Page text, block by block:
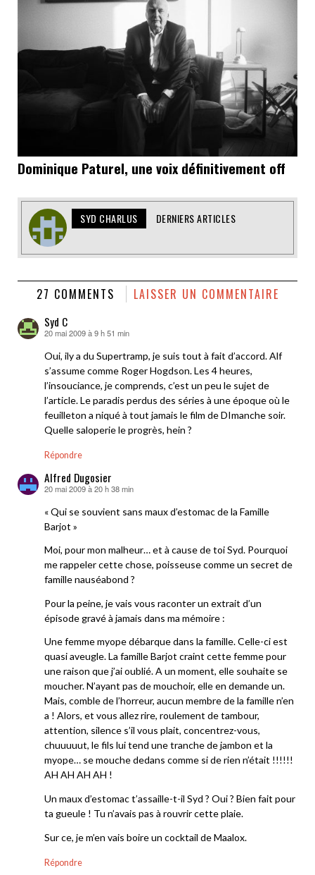
Dominique Paturel, une voix définitivement off
SYD CHARLUS DERNIERS ARTICLES
27 COMMENTS LAISSER UN COMMENTAIRE
Syd C
dit :
20 mai 2009 à 9 h 51 min
Oui, ily a du Supertramp, je suis tout à fait d’accord. Alf
s’assume comme Roger Hogdson. Les 4 heures,
l’insouciance, je comprends, c’est un peu le sujet de
l’article. Le paradis perdus des séries à une époque où le
feuilleton a niqué à tout jamais le film de DImanche soir.
Quelle saloperie le progrès, hein ?
Répondre
Alfred Dugosier
dit :
20 mai 2009 à 20 h 38 min
« Qui se souvient sans maux d’estomac de la Famille
Barjot »
Moi, pour mon malheur… et à cause de toi Syd. Pourquoi
me rappeler cette chose, poisseuse comme un secret de
famille nauséabond ?
Pour la peine, je vais vous raconter un extrait d’un
épisode gravé à jamais dans ma mémoire :
Une femme myope débarque dans la famille. Celle-ci est
quasi aveugle. La famille Barjot craint cette femme pour
une raison que j’ai oublié. A un moment, elle souhaite se
moucher. N’ayant pas de mouchoir, elle en demande un.
Mais, comble de l’horreur, aucun membre de la famille n’en
a ! Alors, et vous allez rire, roulement de tambour,
attention, silence s’il vous plait, concentrez-vous,
chuuuuut, le fils lui tend une tranche de jambon et la
myope… se mouche dedans comme si de rien n’était !!!!!!
AH AH AH AH !
Un maux d’estomac t’assaille-t-il Syd ? Oui ? Bien fait pour
ta gueule ! Tu n’avais pas à rouvrir cette plaie.
Sur ce, je m’en vais boire un cocktail de Maalox.
Répondre